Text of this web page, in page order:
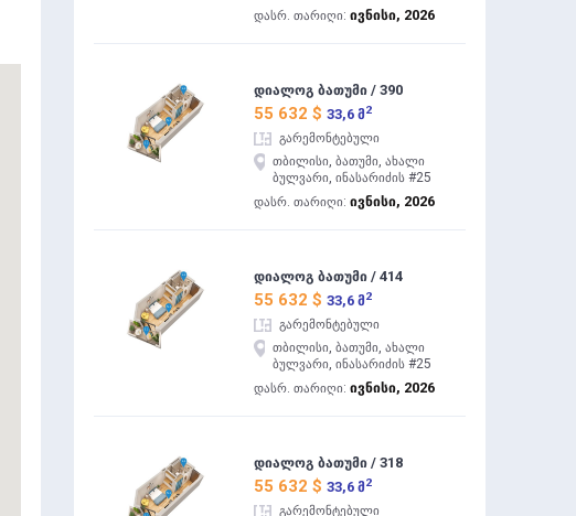
დასრ. თარიღი: ივნისი, 2026
დიალოგ ბათუმი / 390
55 632 $ 33,6 მ 2
გარემონტებული
თბილისი, ბათუმი, ახალი
ბულვარი, ინასარიძის #25
დასრ. თარიღი: ივნისი, 2026
დიალოგ ბათუმი / 414
55 632 $ 33,6 მ 2
გარემონტებული
თბილისი, ბათუმი, ახალი
ბულვარი, ინასარიძის #25
დასრ. თარიღი: ივნისი, 2026
დიალოგ ბათუმი / 318
55 632 $ 33,6 მ 2
გარემონტებული